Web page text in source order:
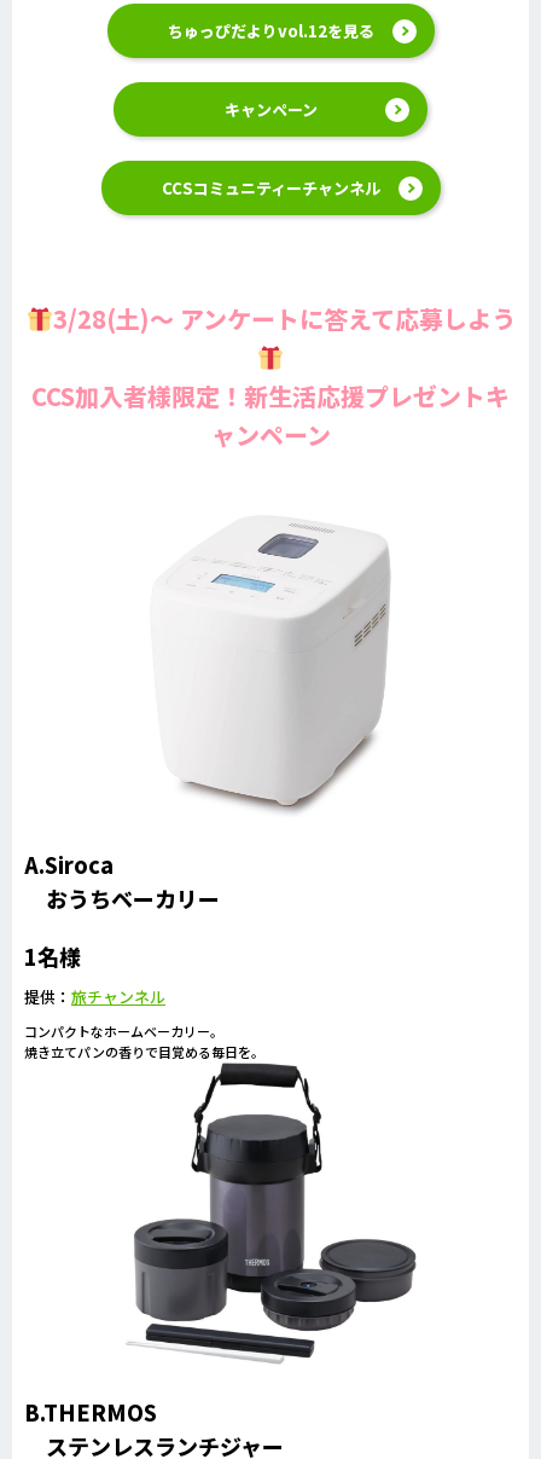
ちゅっぴだよりvol.12を見る
キャンペーン
CCSコミュニティーチャンネル
3/28(土)～ アンケートに答えて応募しよう
CCS加入者様限定！新生活応援プレゼントキ
ャンペーン
A.Siroca
おうちベーカリー
1名様
提供： 旅チャンネル
コンパクトなホームベーカリー。
焼き立てパンの香りで目覚める毎日を。
B.THERMOS
ステンレスランチジャー